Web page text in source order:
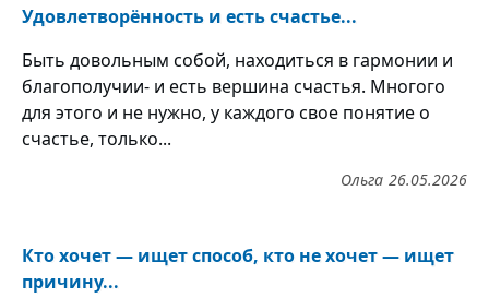
Удовлетворённость и есть счастье...
Быть довольным собой, находиться в гармонии и
благополучии- и есть вершина счастья. Многого
для этого и не нужно, у каждого свое понятие о
счастье, только...
26.05.2026
Ольга
Кто хочет — ищет способ, кто не хочет — ищет
причину...